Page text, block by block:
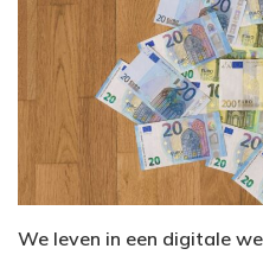
We leven in een digitale